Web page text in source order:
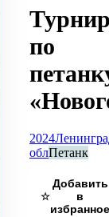
по
2024
облПетанк
☆